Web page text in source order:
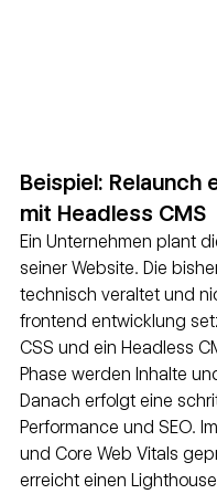
Beispiel: Relaunch
mit Headless CMS
Ein Unternehmen plant
seiner Website. Die
technisch veraltet und
frontend entwicklung
CSS und ein Headless
Phase werden Inhalte
Danach erfolgt eine
Performance und SEO.
und Core Web Vitals
erreicht einen